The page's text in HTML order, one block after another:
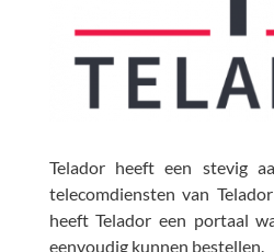
Telador heeft een stevig
telecomdiensten van
heeft Telador een portaal
eenvoudig kunnen bestellen.